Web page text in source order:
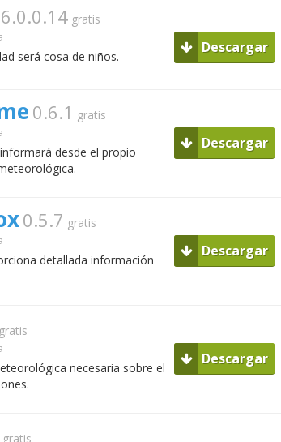
6.0.0.14 gratis
será cosa de niños.
Descargar
0.6.1 gratis
desde el propio
Descargar
0.5.7 gratis
detallada información
Descargar
gratis
necesaria sobre el
Descargar
gratis